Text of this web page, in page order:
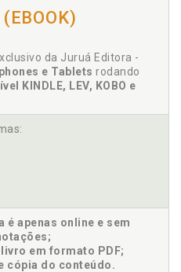
indenizáveis pelo executado
prévia obrigatória; apuração
Coisa Incerta, p. 53
pelo gênero e
individualizada, cabendo a
indicação na petição inicial,
exequente, p. 53
da escolha pelas partes;
juiz; perícia, se necessário, p.
que couber da Seção I deste
p. 67
de fazer ou de não fazer
da Juruá Editora -
e Tablets rodando
KINDLE, LEV, KOBO e
é apenas online e sem
em formato PDF;
cópia do conteúdo.